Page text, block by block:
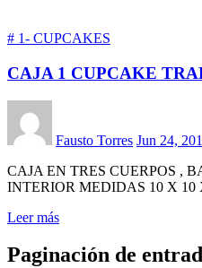
# 1- CUPCAKES
CAJA 1 CUPCAKE
Fausto Torres Jun 24,
CAJA EN TRES CUERPOS ,
INTERIOR MEDIDAS 10 X 10
Leer más
Paginación de